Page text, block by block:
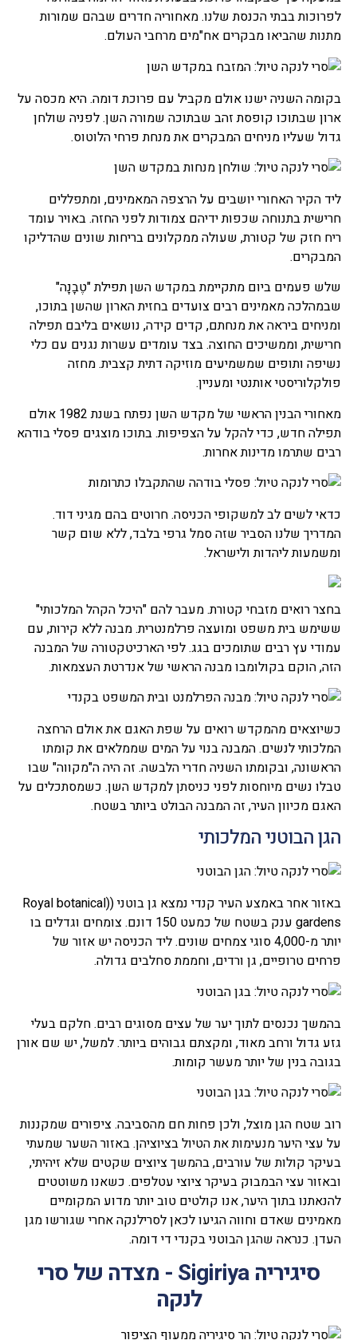
לפרוכות בבתי הכנסת שלנו. מאחוריה חדרים שבהם שמורות
מתנות שהביאו מבקרים אח"מים מרחבי העולם.
בקומה השניה ישנו אולם מקביל עם פרוכת דומה. היא מכסה על
ארון שבתוכו קופסת זהב שבתוכה שמורה השן. לפניה שולחן
גדול שעליו מניחים המבקרים את מנחת פרחי הלוטוס.
ליד הקיר האחורי יושבים על הרצפה המאמינים, ומתפללים
חרישית בתנוחה שכפות ידיהם צמודות לפני החזה. באויר עומד
ריח חזק של קטורת, שעולה ממקלונים בריחות שונים שהדליקו
המבקרים.
שלש פעמים ביום מתקיימת במקדש השן תפילת "טֶבָנָה"
שבמהלכה מאמינים רבים צועדים בחזית הארון שהשן בתוכו,
ומניחים ביראה את מנחתם, קדים קידה, נושאים בליבם תפילה
חרישית, וממשיכים החוצה. בצד עומדים עשרות נגנים עם כלי
נשיפה ותופים שמשמיעים מוזיקה דתית קצבית. מחזה
פולקלוריסטי אותנטי ומעניין.
מאחורי הבנין הראשי של מקדש השן נפתח בשנת 1982 אולם
תפילה חדש, כדי להקל על הצפיפות. בתוכו מוצגים פסלי בודהא
רבים שתרמו מדינות אחרות.
כדאי לשים לב למשקופי הכניסה. חרוטים בהם מגיני דוד.
המדריך שלנו הסביר שזה סמל גרפי בלבד, ללא שום קשר
ומשמעות ליהדות ולישראל.
בחצר רואים מזבחי קטורת. מעבר להם "היכל הקהל המלכותי"
ששימש בית משפט ומועצה פרלמנטרית. מבנה ללא קירות, עם
עמודי עץ רבים שתומכים בגג. לפי הארכיטקטורה של המבנה
הזה, הוקם בקולומבו מבנה הראשי של אנדרטת העצמאות.
כשיוצאים מהמקדש רואים על שפת האגם את אולם הרחצה
המלכותי לנשים. המבנה בנוי על המים שממלאים את קומתו
הראשונה, ובקומתו השניה חדרי הלבשה. זה היה ה"מקווה" שבו
טבלו נשים מיוחסות לפני כניסתן למקדש השן. כשמסתכלים על
האגם מכיוון העיר, זה המבנה הבולט ביותר בשטח.
הגן הבוטני המלכותי
באזור אחר באמצע העיר קנדי נמצא גן בוטני ((Royal botanical
gardens ענק בשטח של כמעט 150 דונם. צומחים וגדלים בו
יותר מ-4,000 סוגי צמחים שונים. ליד הכניסה יש אזור של
פרחים טרופיים, גן ורדים, וחממת סחלבים גדולה.
בהמשך נכנסים לתוך יער של עצים מסוגים רבים. חלקם בעלי
גזע גדול ורחב מאוד, ומקצתם גבוהים ביותר. למשל, יש שם אורן
בגובה בנין של יותר מעשר קומות.
רוב שטח הגן מוצל, ולכן פחות חם מהסביבה. ציפורים שמקננות
על עצי היער מנעימות את הטיול בציוציהן. באזור השער שמעתי
בעיקר קולות של עורבים, בהמשך ציוצים שקטים שלא זיהיתי,
ובאזור עצי הבמבוק בעיקר ציוצי עטלפים. כשאנו משוטטים
להנאתנו בתוך היער, אנו קולטים טוב יותר מדוע המקומיים
מאמינים שאדם וחווה הגיעו לכאן לסרילנקה אחרי שגורשו מגן
העדן. כנראה שהגן הבוטני בקנדי די דומה.
סיגיריה Sigiriya - מצדה של סרי
לנקה